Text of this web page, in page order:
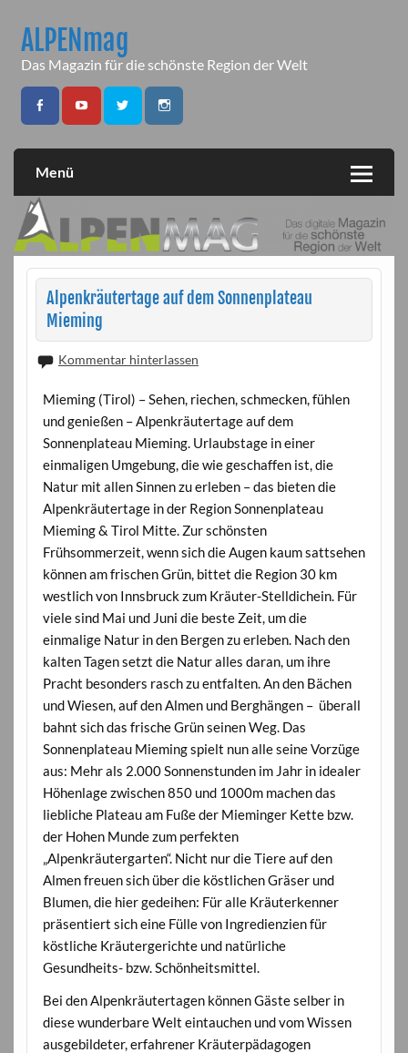
contentALPENmag
Das Magazin für die schönste Region der Welt
Menü
Alpenkräutertage auf dem Sonnenplateau
Mieming
Kommentar hinterlassen
Mieming (Tirol) – Sehen, riechen, schmecken, fühlen
und genießen – Alpenkräutertage auf dem
Sonnenplateau Mieming. Urlaubstage in einer
einmaligen Umgebung, die wie geschaffen ist, die
Natur mit allen Sinnen zu erleben – das bieten die
Alpenkräutertage in der Region Sonnenplateau
Mieming & Tirol Mitte. Zur schönsten
Frühsommerzeit, wenn sich die Augen kaum sattsehen
können am frischen Grün, bittet die Region 30 km
westlich von Innsbruck zum Kräuter-Stelldichein. Für
viele sind Mai und Juni die beste Zeit, um die
einmalige Natur in den Bergen zu erleben. Nach den
kalten Tagen setzt die Natur alles daran, um ihre
Pracht besonders rasch zu entfalten. An den Bächen
und Wiesen, auf den Almen und Berghängen – überall
bahnt sich das frische Grün seinen Weg. Das
Sonnenplateau Mieming spielt nun alle seine Vorzüge
aus: Mehr als 2.000 Sonnenstunden im Jahr in idealer
Höhenlage zwischen 850 und 1000m machen das
liebliche Plateau am Fuße der Mieminger Kette bzw.
der Hohen Munde zum perfekten
„Alpenkräutergarten“. Nicht nur die Tiere auf den
Almen freuen sich über die köstlichen Gräser und
Blumen, die hier gedeihen: Für alle Kräuterkenner
präsentiert sich eine Fülle von Ingredienzien für
köstliche Kräutergerichte und natürliche
Gesundheits- bzw. Schönheitsmittel.
Bei den Alpenkräutertagen können Gäste selber in
diese wunderbare Welt eintauchen und vom Wissen
ausgebildeter, erfahrener Kräuterpädagogen